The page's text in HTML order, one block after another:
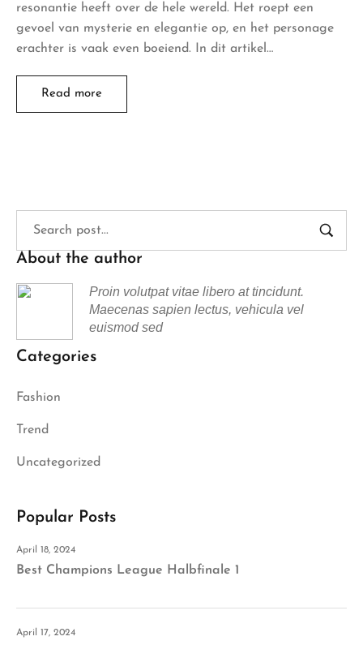
resonantie heeft over de hele wereld. Het roept een
gevoel van mysterie en elegantie op, en het personage
erachter is vaak even boeiend. In dit artikel…
Read more
About the author
Proin volutpat vitae libero at tincidunt.
Maecenas sapien lectus, vehicula vel
euismod sed
Categories
Fashion
Trend
Uncategorized
Popular Posts
April 18, 2024
Best Champions League Halbfinale 1
April 17, 2024